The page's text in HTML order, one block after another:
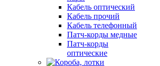
Кабель оптический
Кабель прочий
Кабель телефонный
Патч-корды медные
Патч-корды
оптические